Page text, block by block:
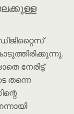
നേരിട്ട്
തന്നെ